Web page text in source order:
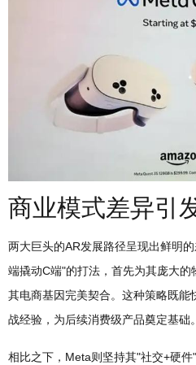
商业模式差异引
两大巨头的AR发展路径呈现出鲜明
端撬动C端"的打法，首先为其庞大
其电商基因完美契合。这种策略既
战经验，为后续消费级产品奠定基础。
相比之下，Meta则坚持其"社交+硬